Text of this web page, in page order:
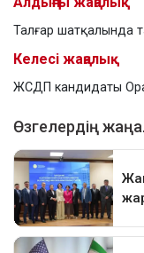
Талғар шатқалында
Келесі жаңалық
ЖСДП кандидаты